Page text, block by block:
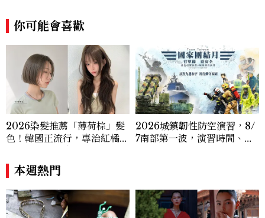
你可能會喜歡
2026染髮推薦「薄荷棕」髮
色！韓國正流行，專治紅橘
2026城鎮韌性防空演習，8/
7南部第一波，演習時間、可
本週熱門